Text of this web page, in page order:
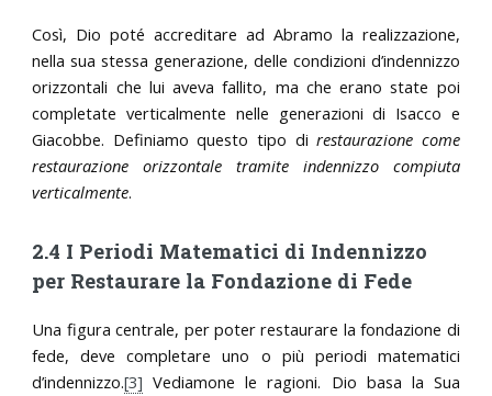
Così, Dio poté accreditare ad Abramo la realizzazione,
nella sua stessa generazione, delle condizioni d’indennizzo
orizzontali che lui aveva fallito, ma che erano state poi
completate verticalmente nelle generazioni di Isacco e
Giacobbe. Definiamo questo tipo direstaurazione come
restaurazione orizzontale tramite indennizzo compiuta
verticalmente.
2.4 I Periodi Matematici di Indennizzo
per Restaurare la Fondazione di Fede
Una figura centrale, per poter restaurare la fondazione di
fede, deve completare uno o più periodi matematici
d’indennizzo.[3] Vediamone le ragioni. Dio basa la Sua